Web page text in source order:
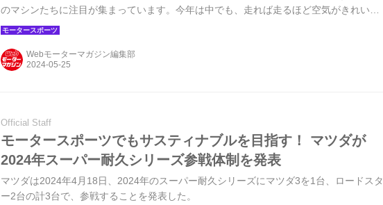
のマシンたちに注目が集まっています。今年は中でも、走れば走るほど空気がきれいに
なる・・・そんな夢のような内燃機関搭載車への期待値が、さらに高まってきました。
Webモーターマガジン編集部
Official Staff
モータースポーツでもサスティナブルを目指す！ マツダが
2024年スーパー耐久シリーズ参戦体制を発表
マツダは2024年4月18日、2024年のスーパー耐久シリーズにマツダ3を1台、ロードスタ
ー2台の計3台で、参戦することを発表した。